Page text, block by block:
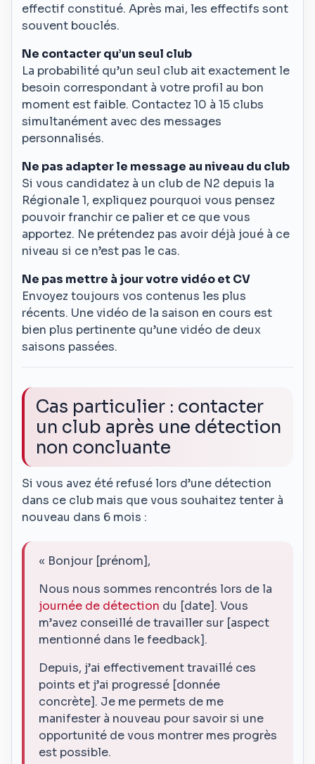
effectif constitué. Après mai, les effectifs sont
souvent bouclés.
Ne contacter qu’un seul club
La probabilité qu’un seul club ait exactement le
besoin correspondant à votre profil au bon
moment est faible. Contactez 10 à 15 clubs
simultanément avec des messages
personnalisés.
Ne pas adapter le message au niveau du club
Si vous candidatez à un club de N2 depuis la
Régionale 1, expliquez pourquoi vous pensez
pouvoir franchir ce palier et ce que vous
apportez. Ne prétendez pas avoir déjà joué à ce
niveau si ce n’est pas le cas.
Ne pas mettre à jour votre vidéo et CV
Envoyez toujours vos contenus les plus
récents. Une vidéo de la saison en cours est
bien plus pertinente qu’une vidéo de deux
saisons passées.
Cas particulier : contacter
un club après une détection
non concluante
Si vous avez été refusé lors d’une détection
dans ce club mais que vous souhaitez tenter à
nouveau dans 6 mois :
« Bonjour [prénom],
Nous nous sommes rencontrés lors de la
journée de détection du [date]. Vous
m’avez conseillé de travailler sur [aspect
mentionné dans le feedback].
Depuis, j’ai effectivement travaillé ces
points et j’ai progressé [donnée
concrète]. Je me permets de me
manifester à nouveau pour savoir si une
opportunité de vous montrer mes progrès
est possible.